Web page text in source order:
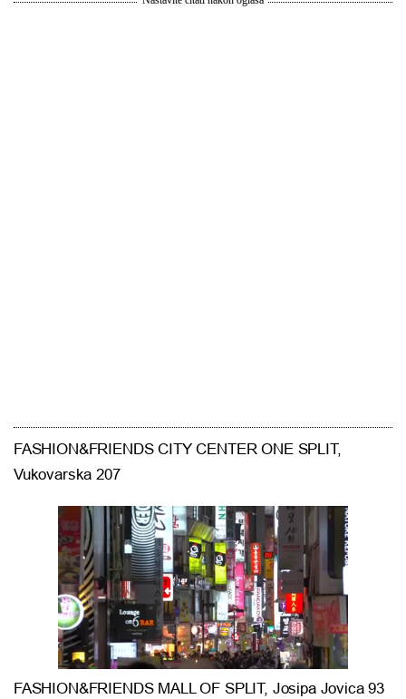
FASHION&FRIENDS CITY CENTER ONE SPLIT,
Vukovarska 207
FASHION&FRIENDS MALL OF SPLIT, Josipa Jovica 93